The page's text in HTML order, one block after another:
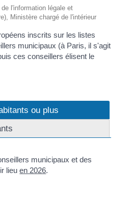
l'information légale et
Ministère chargé de l'intérieur
inscrits sur les listes
municipaux (à Paris, il s'agit
ces conseillers élisent le
ou plus
municipaux et des
lieuen 2026.